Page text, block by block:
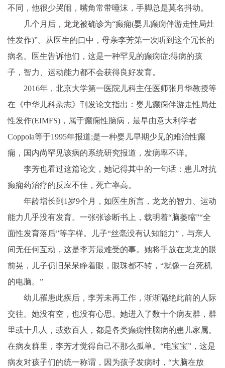
不同，他很少哭闹，嘴角常带唾沫，手脚总是莫名抖动。
几个月后，龙龙被确诊为“癫痫(婴儿癫痫伴游走性局灶
性发作)”。从医生的口中，母亲李芳第一次听到这个冗长的
病名。医生告诉他们，这是一种罕见的癫痫症;得病的孩
子，智力、运动能力都不会获得良好发育。
2016年，北京大学第一医院儿科主任医师张月华教授等
在《中华儿科杂志》刊发论文指出：婴儿癫痫伴游走性局灶
性发作(EIMFS)，属于癫痫性脑病，最早由意大利学者
Coppola等于1995年报道;是一种婴儿早期少见的难治性癫
痫，国内尚罕见该病的系统研究报道，发病率不详。
李芳也看过这篇论文，她记得其中的一句话：患儿对抗
癫痫药治疗的反应不佳，死亡率高。
年龄增长到1岁9个月，如医生所言，龙龙的智力、运动
能力几乎没有发育。一张张诊断书上，载明着“脑萎缩”“全
面性发育落后”等字样。儿子“丝毫没有认知能力”，与亲人
间无任何互动，这是李芳最难受的事。她将手放在龙龙的眼
前晃，儿子仍旧呆呆睁着眼，眼珠都不转，“就像一台死机
的电脑。”
幼儿罹患此疾后，李芳未再工作，渐渐隔绝此前的人际
交往。她没有空，也没有心思。她进入了数十个病友群，群
里或十几人，或数百人，都是各类癫痫性脑病的患儿家属。
在病友群里，李芳才觉得自己不那么孤单。“电宝宝”，这是
病友对孩子们的统一称谓，因为孩子发病时，“大脑在放